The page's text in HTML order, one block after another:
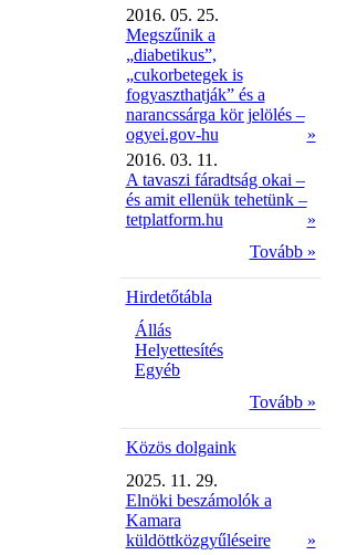
2016. 05. 25.
Megszűnik a
„diabetikus”,
„cukorbetegek is
fogyaszthatják” és a
narancssárga kör jelölés –
ogyei.gov-hu
»
2016. 03. 11.
A tavaszi fáradtság okai –
és amit ellenük tehetünk –
tetplatform.hu
»
Tovább »
Hirdetőtábla
Állás
Helyettesítés
Egyéb
Tovább »
Közös dolgaink
2025. 11. 29.
Elnöki beszámolók a
Kamara
küldöttközgyűléseire
»